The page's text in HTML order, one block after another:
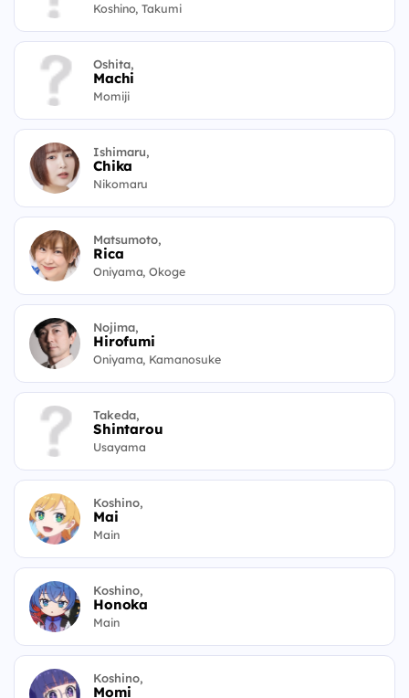
Koshino, Takumi
Oshita,
Machi
Momiji
Ishimaru,
Chika
Nikomaru
Matsumoto,
Rica
Oniyama, Okoge
Nojima,
Hirofumi
Oniyama, Kamanosuke
Takeda,
Shintarou
Usayama
Koshino,
Mai
Main
Koshino,
Honoka
Main
Koshino,
Momi